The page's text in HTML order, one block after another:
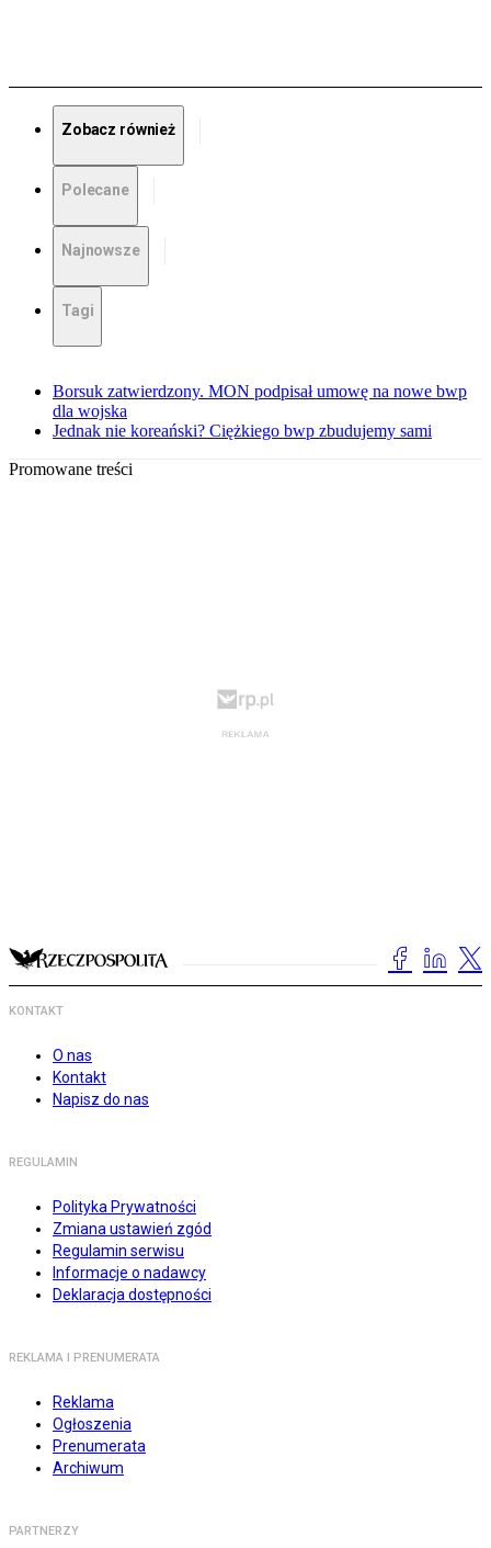
Zobacz również
Polecane
Najnowsze
Tagi
Borsuk zatwierdzony. MON podpisał umowę na nowe bwp
dla wojska
Jednak nie koreański? Ciężkiego bwp zbudujemy sami
Promowane treści
KONTAKT
O nas
Kontakt
Napisz do nas
REGULAMIN
Polityka Prywatności
Zmiana ustawień zgód
Regulamin serwisu
Informacje o nadawcy
Deklaracja dostępności
REKLAMA I PRENUMERATA
Reklama
Ogłoszenia
Prenumerata
Archiwum
PARTNERZY